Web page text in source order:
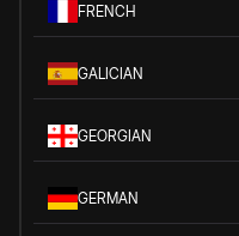
FRENCH
GALICIAN
GEORGIAN
GERMAN